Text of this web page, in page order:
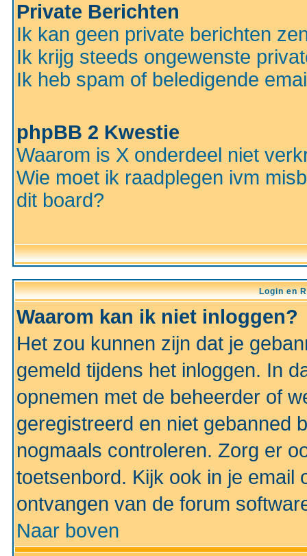
Private Berichten
Ik kan geen private berichten
Ik krijg steeds ongewenste
Ik heb spam of beledigende
phpBB 2 Kwestie
Waarom is X onderdeel niet
Wie moet ik raadplegen ivm
dit board?
Login en
Waarom kan ik niet inloggen?
Het zou kunnen zijn dat je
gemeld tijdens het inloggen. In
opnemen met de beheerder of
geregistreerd en niet gebanned
nogmaals controleren. Zorg er
toetsenbord. Kijk ook in je email
ontvangen van de forum
Naar boven